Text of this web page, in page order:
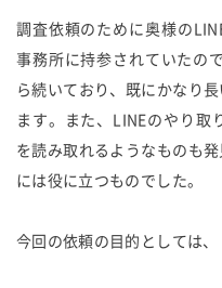
調査依頼のために奥様の
事務所に持参されていたの
ら続いており、既にかなり
ます。また、LINEのやり取
を読み取れるようなものも
には役に立つものでした。
今回の依頼の目的としては、